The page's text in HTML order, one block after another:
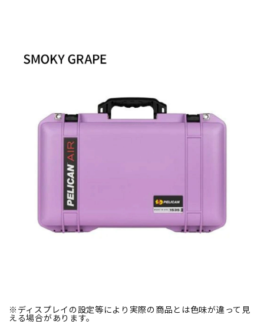
※ディスプレイの設定等により実際の商品とは色味が違って見
える場合があります。